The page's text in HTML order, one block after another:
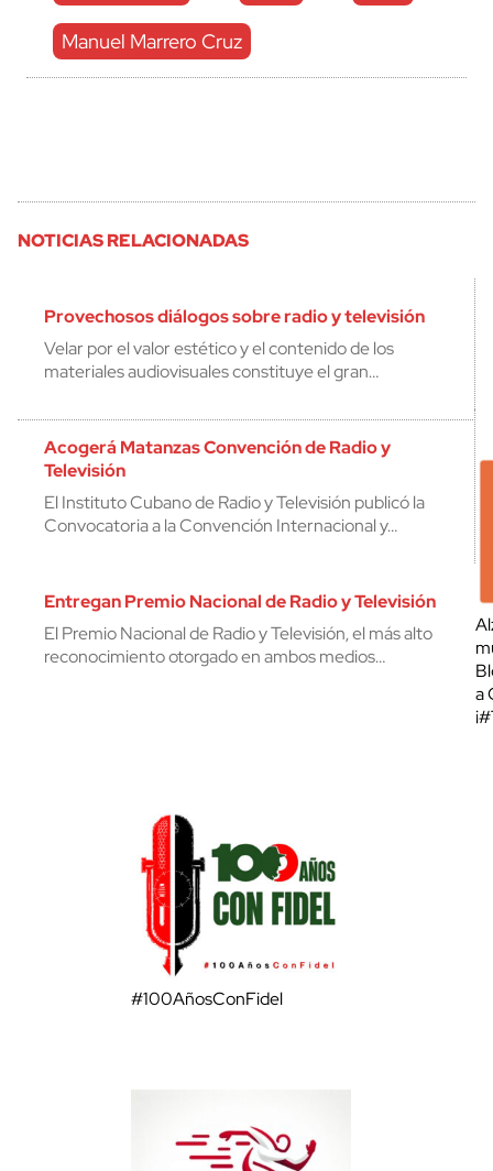
Manuel Marrero Cruz
NOTICIAS RELACIONADAS
Provechosos diálogos sobre radio y televisión
Velar por el valor estético y el contenido de los
materiales audiovisuales constituye el gran…
Acogerá Matanzas Convención de Radio y
Televisión
El Instituto Cubano de Radio y Televisión publicó la
Convocatoria a la Convención Internacional y…
Entregan Premio Nacional de Radio y Televisión
El Premio Nacional de Radio y Televisión, el más alto
reconocimiento otorgado en ambos medios…
a
#100AñosConFidel